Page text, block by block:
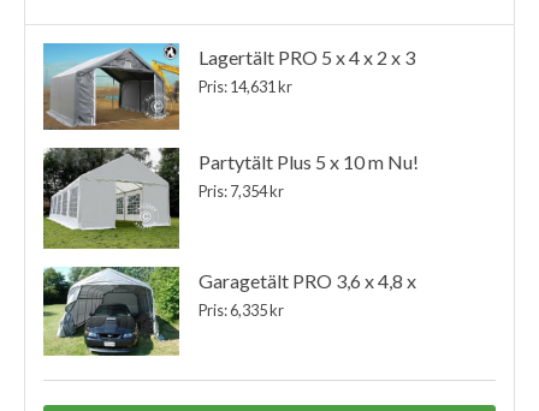
Lagertält PRO 5 x 4 x 2 x 3
Pris: 14,631 kr
Partytält Plus 5 x 10 m Nu!
Pris: 7,354 kr
Garagetält PRO 3,6 x 4,8 x
Pris: 6,335 kr